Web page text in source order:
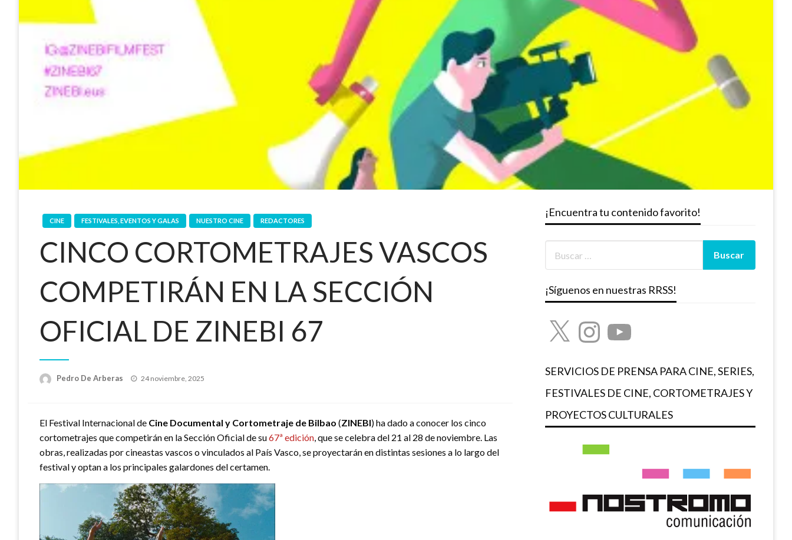
CINE FESTIVALES, EVENTOS Y GALAS NUESTRO CINE REDACTORES
CINCO CORTOMETRAJES VASCOS
COMPETIRÁN EN LA SECCIÓN
OFICIAL DE ZINEBI 67
Pedro De Arberas
Publicado
24 noviembre, 2025
El Festival Internacional de Cine Documental y Cortometraje de Bilbao (ZINEBI) ha dado a conocer los cinco
cortometrajes que competirán en la Sección Oficial de su67ª edición, que se celebra del 21 al 28 de noviembre. Las
obras, realizadas por cineastas vascos o vinculados al País Vasco, se proyectarán en distintas sesiones a lo largo del
festival y optan a los principales galardones del certamen.
¡Encuentra tu contenido favorito!
¡Síguenos en nuestras RRSS!
X InstagramYouTube
SERVICIOS DE PRENSA PARA CINE, SERIES,
FESTIVALES DE CINE, CORTOMETRAJES Y
PROYECTOS CULTURALES